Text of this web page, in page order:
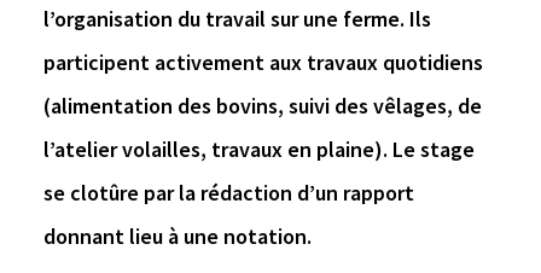
l’organisation du travail sur une ferme. Ils
participent activement aux travaux quotidiens
(alimentation des bovins, suivi des vêlages, de
l’atelier volailles, travaux en plaine). Le stage
se clotûre par la rédaction d’un rapport
donnant lieu à une notation.